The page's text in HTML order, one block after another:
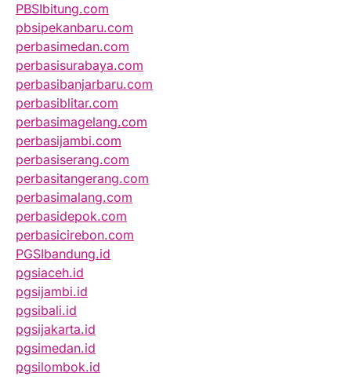
PBSIbitung.com
pbsipekanbaru.com
perbasimedan.com
perbasisurabaya.com
perbasibanjarbaru.com
perbasiblitar.com
perbasimagelang.com
perbasijambi.com
perbasiserang.com
perbasitangerang.com
perbasimalang.com
perbasidepok.com
perbasicirebon.com
PGSIbandung.id
pgsiaceh.id
pgsijambi.id
pgsibali.id
pgsijakarta.id
pgsimedan.id
pgsilombok.id